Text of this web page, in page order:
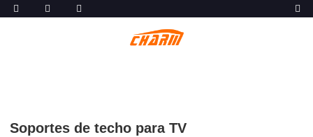
Soportes de techo para TV